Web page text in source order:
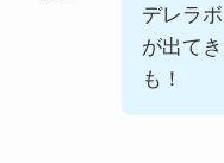
デレラ
が出て
も！